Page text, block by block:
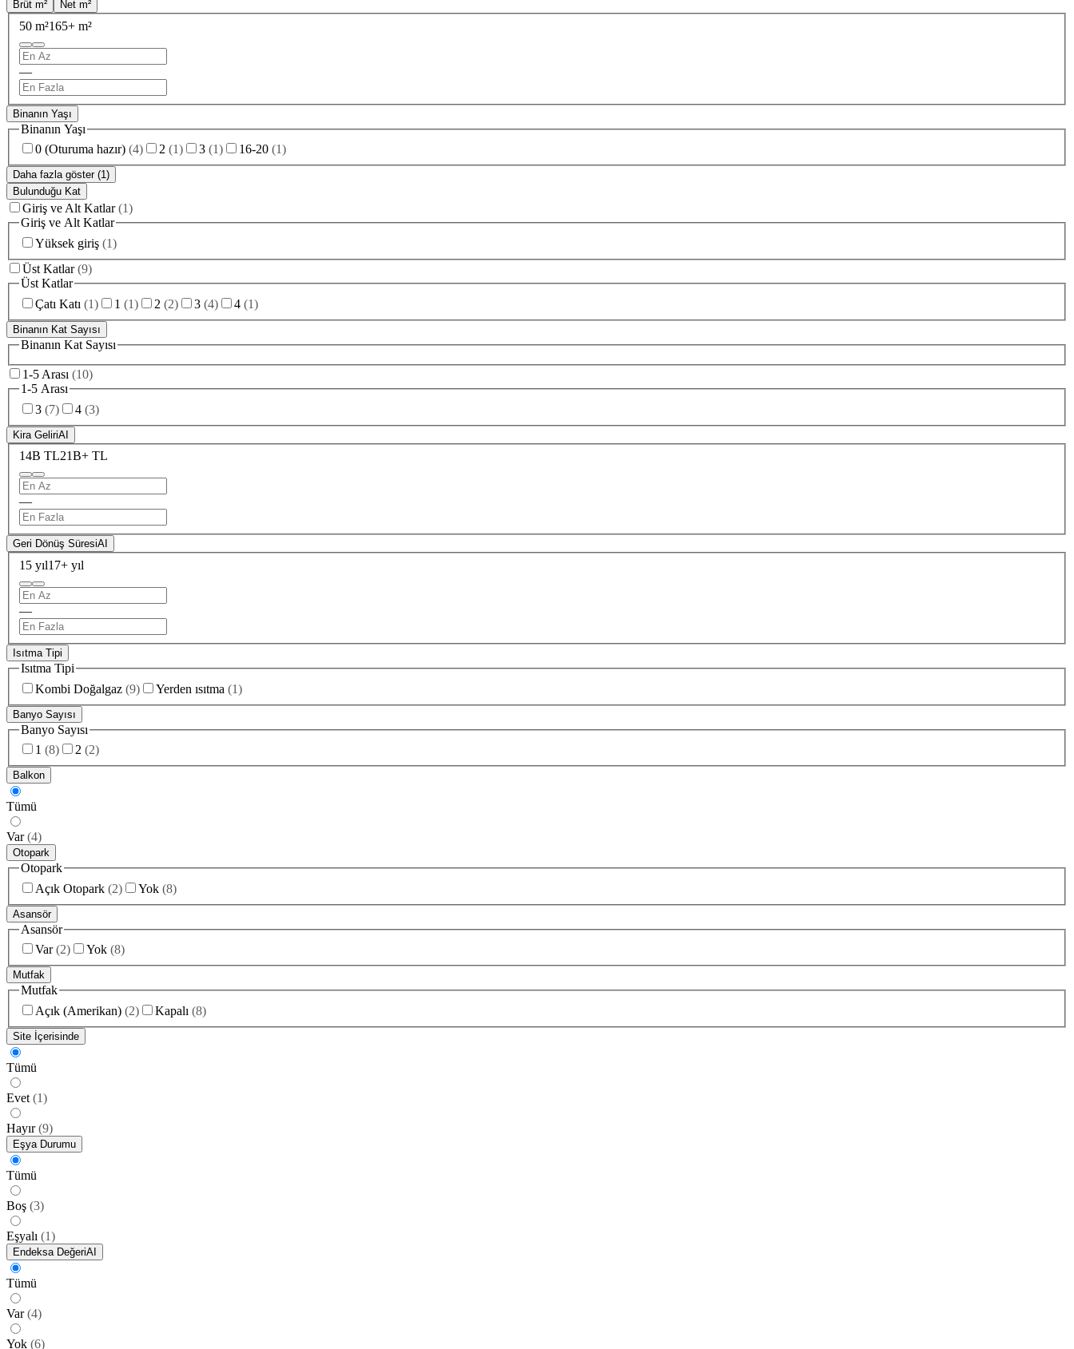
Brüt m²
Net m²
50 m²165+ m²
—
Binanın Yaşı
Binanın Yaşı
0 (Oturuma hazır) (4) 2 (1) 3 (1) 16-20 (1)
Daha fazla göster (1)
Bulunduğu Kat
Giriş ve Alt Katlar (1)
Giriş ve Alt Katlar
Yüksek giriş (1)
Üst Katlar (9)
Üst Katlar
Çatı Katı (1) 1 (1) 2 (2) 3 (4) 4 (1)
Binanın Kat Sayısı
Binanın Kat Sayısı
1-5 Arası (10)
1-5 Arası
3 (7) 4 (3)
Kira GeliriAI
14B TL21B+ TL
—
Geri Dönüş SüresiAI
15 yıl17+ yıl
—
Isıtma Tipi
Isıtma Tipi
Kombi Doğalgaz (9) Yerden ısıtma (1)
Banyo Sayısı
Banyo Sayısı
1 (8) 2 (2)
Balkon
Tümü
Var (4)
Otopark
Otopark
Açık Otopark (2) Yok (8)
Asansör
Asansör
Var (2) Yok (8)
Mutfak
Mutfak
Açık (Amerikan) (2) Kapalı (8)
Site İçerisinde
Tümü
Evet (1)
Hayır (9)
Eşya Durumu
Tümü
Boş (3)
Eşyalı (1)
Endeksa DeğeriAI
Tümü
Var (4)
Yok (6)